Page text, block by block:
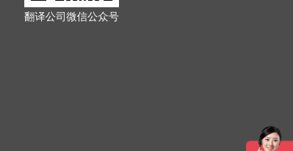
翻译公司微信公众号